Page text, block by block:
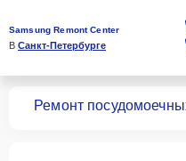
Samsung Remont Center
В Санкт-Петербурге
Ремонт